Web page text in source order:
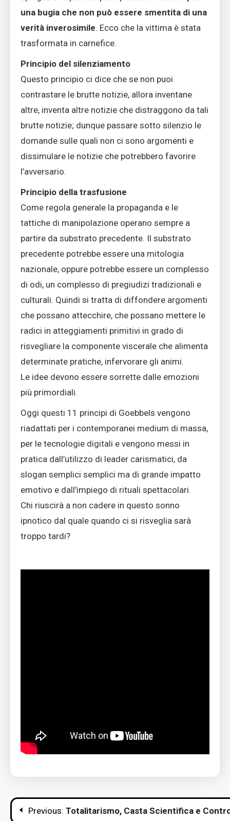
una bugia che non può essere smentita di una
verità inverosimile. Ecco che la vittima è stata
trasformata in carnefice.
Principio del silenziamento
Questo principio ci dice che se non puoi
contrastare le brutte notizie, allora inventane
altre, inventa altre notizie che distraggono da tali
brutte notizie; dunque passare sotto silenzio le
domande sulle quali non ci sono argomenti e
dissimulare le notizie che potrebbero favorire
l’avversario.
Principio della trasfusione
Come regola generale la propaganda e le
tattiche di manipolazione operano sempre a
partire da substrato precedente. Il substrato
precedente potrebbe essere una mitologia
nazionale, oppure potrebbe essere un complesso
di odi, un complesso di pregiudizi tradizionali e
culturali. Quindi si tratta di diffondere argomenti
che possano attecchire, che possano mettere le
radici in atteggiamenti primitivi in grado di
risvegliare la componente viscerale che alimenta
determinate pratiche, infervorare gli animi.
Le idee devono essere sorrette dalle emozioni
più primordiali.
Oggi questi 11 principi di Goebbels vengono
riadattati per i contemporanei medium di massa,
per le tecnologie digitali e vengono messi in
pratica dall’utilizzo di leader carismatici, da
slogan semplici semplici ma di grande impatto
emotivo e dall’impiego di rituali spettacolari.
Chi riuscirà a non cadere in questo sonno
ipnotico dal quale quando ci si risveglia sarà
troppo tardi?
Navigazione
Previous: Totalitarismo, Casta Scientifica e